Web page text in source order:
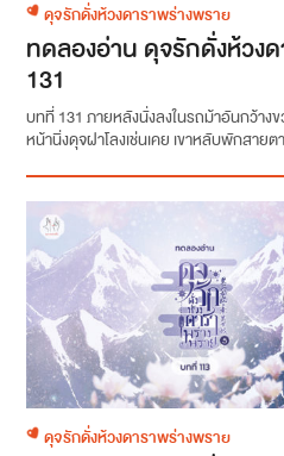
ดุจรักดั่งห้วงดาราพร่างพราย
ทดลองอ่าน ดุจรักดั่งห้วง
131
บทที่ 131 ภายหลังนั่งลงในรถม้าอันกว้าง
หน้านิ่งดุจฝาโลงเช่นเคย เขาหลับพักสายต
ดุจรักดั่งห้วงดาราพร่างพราย